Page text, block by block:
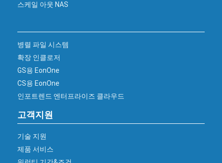
스케일 아웃 NAS
병렬 파일 시스템
확장 인클로저
GS용 EonOne
CS용 EonOne
인포트렌드 엔터프라이즈 클라우드
고객지원
기술 지원
제품 서비스